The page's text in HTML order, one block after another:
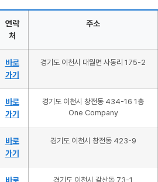
연락
처
주소
바로
가기
경기도 이천시 대월면 사동리 175-2
바로
가기
경기도 이천시 창전동 434-16 1층
One Company
바로
가기
경기도 이천시 창전동 423-9
경기도 이천시 갈산동 73-1